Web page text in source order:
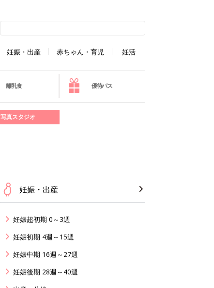
妊娠・出産 赤ちゃん・育児 妊活
離乳食 優待パス
写真スタジオ
妊娠・出産
妊娠超初期 0～3週
妊娠初期 4週～15週
妊娠中期 16週～27週
妊娠後期 28週～40週